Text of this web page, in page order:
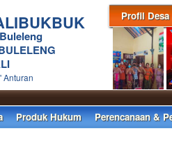
Profil Desa
Anturan
Produk Hukum Perencanaan &